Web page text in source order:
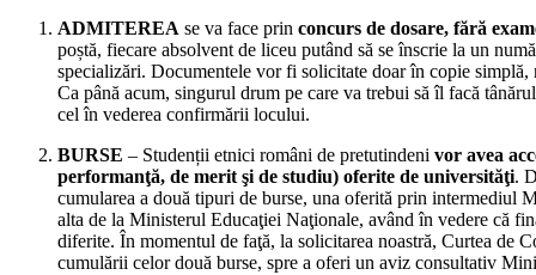
ADMITEREA se va face prin concurs de dosare, fără
poștă, fiecare absolvent de liceu putând să se înscrie la un
specializări. Documentele vor fi solicitate doar în copie simplă,
Ca până acum, singurul drum pe care va trebui să îl facă
cel în vederea confirmării locului.
BURSE – Studenții etnici români de pretutindeni vor avea
performanţă, de merit şi de studiu) oferite de universităţi.
cumularea a două tipuri de burse, una oferită prin intermediul
alta de la Ministerul Educaţiei Naţionale, având în vedere că
diferite. În momentul de faţă, la solicitarea noastră, Curtea de
cumulării celor două burse, spre a oferi un aviz consultativ